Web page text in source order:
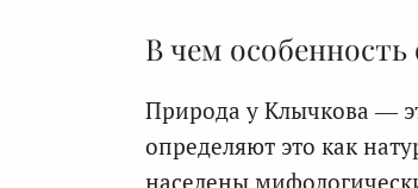
В чем
Природа у Клычкова —
определяют это как
населены